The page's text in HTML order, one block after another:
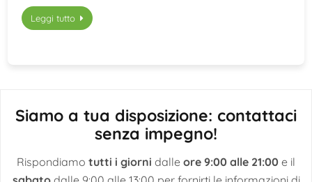
Leggi tutto
Siamo a tua disposizione: contattaci
senza impegno!
Rispondiamo tutti i giorni dalle ore 9:00 alle 21:00 e il